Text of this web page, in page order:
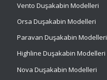
Vento Duşakabin Modelleri
Orsa Duşakabin Modelleri
Paravan Duşakabin Modelleri
Highline Duşakabin Modelleri
Nova Duşakabin Modelleri